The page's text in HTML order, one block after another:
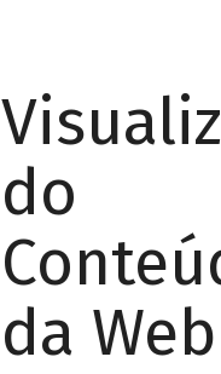
do
da Web